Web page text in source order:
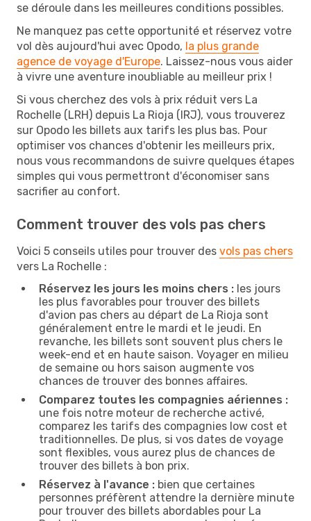
se déroule dans les meilleures conditions possibles.
Ne manquez pas cette opportunité et réservez votre
vol dès aujourd'hui avec Opodo, la plus grande
agence de voyage d'Europe. Laissez-nous vous aider
à vivre une aventure inoubliable au meilleur prix !
Si vous cherchez des vols à prix réduit vers La
Rochelle (LRH) depuis La Rioja (IRJ), vous trouverez
sur Opodo les billets aux tarifs les plus bas. Pour
optimiser vos chances d'obtenir les meilleurs prix,
nous vous recommandons de suivre quelques étapes
simples qui vous permettront d'économiser sans
sacrifier au confort.
Comment trouver des vols pas chers
Voici 5 conseils utiles pour trouver des vols pas chers
vers La Rochelle :
Réservez les jours les moins chers : les jours
les plus favorables pour trouver des billets
d'avion pas chers au départ de La Rioja sont
généralement entre le mardi et le jeudi. En
revanche, les billets sont souvent plus chers le
week-end et en haute saison. Voyager en milieu
de semaine ou hors saison augmente vos
chances de trouver des bonnes affaires.
Comparez toutes les compagnies aériennes :
une fois notre moteur de recherche activé,
comparez les tarifs des compagnies low cost et
traditionnelles. De plus, si vos dates de voyage
sont flexibles, vous aurez plus de chances de
trouver des billets à bon prix.
Réservez à l'avance : bien que certaines
personnes préfèrent attendre la dernière minute
pour trouver des billets abordables pour La